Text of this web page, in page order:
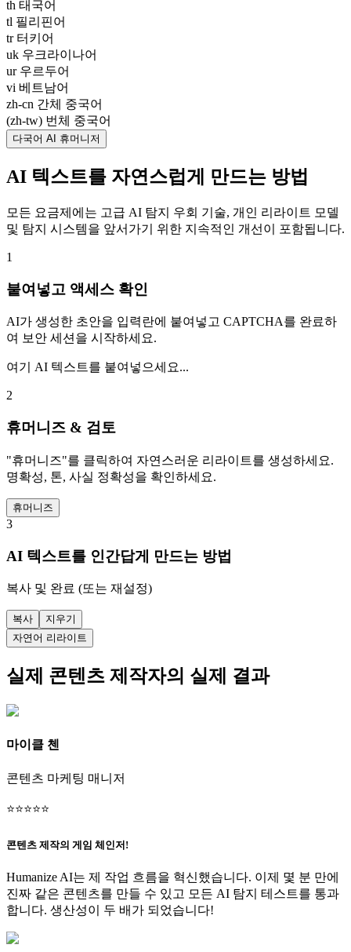
th 태국어
tl 필리핀어
tr 터키어
uk 우크라이나어
ur 우르두어
vi 베트남어
zh-cn 간체 중국어
(zh-tw) 번체 중국어
다국어 AI 휴머니저
AI 텍스트를 자연스럽게 만드는 방법
모든 요금제에는 고급 AI 탐지 우회 기술, 개인 리라이트 모델
및 탐지 시스템을 앞서가기 위한 지속적인 개선이 포함됩니다.
1
붙여넣고 액세스 확인
AI가 생성한 초안을 입력란에 붙여넣고 CAPTCHA를 완료하
여 보안 세션을 시작하세요.
여기 AI 텍스트를 붙여넣으세요...
2
휴머니즈 & 검토
"휴머니즈"를 클릭하여 자연스러운 리라이트를 생성하세요.
명확성, 톤, 사실 정확성을 확인하세요.
휴머니즈
3
AI 텍스트를 인간답게 만드는 방법
복사 및 완료 (또는 재설정)
복사
지우기
자연어 리라이트
실제 콘텐츠 제작자의 실제 결과
마이클 첸
콘텐츠 마케팅 매니저
⭐⭐⭐⭐⭐
콘텐츠 제작의 게임 체인저!
Humanize AI는 제 작업 흐름을 혁신했습니다. 이제 몇 분 만에
진짜 같은 콘텐츠를 만들 수 있고 모든 AI 탐지 테스트를 통과
합니다. 생산성이 두 배가 되었습니다!